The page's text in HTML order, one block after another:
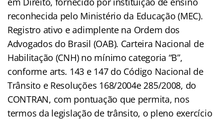
reconhecida pelo Ministério da Educação (MEC).
Registro ativo e adimplente na Ordem dos
Advogados do Brasil (OAB). Carteira Nacional de
Habilitação (CNH) no mínimo categoria “B”,
conforme arts. 143 e 147 do Código Nacional de
Trânsito e Resoluções 168/2004e 285/2008, do
CONTRAN, com pontuação que permita, nos
termos da legislação de trânsito, o pleno exercício